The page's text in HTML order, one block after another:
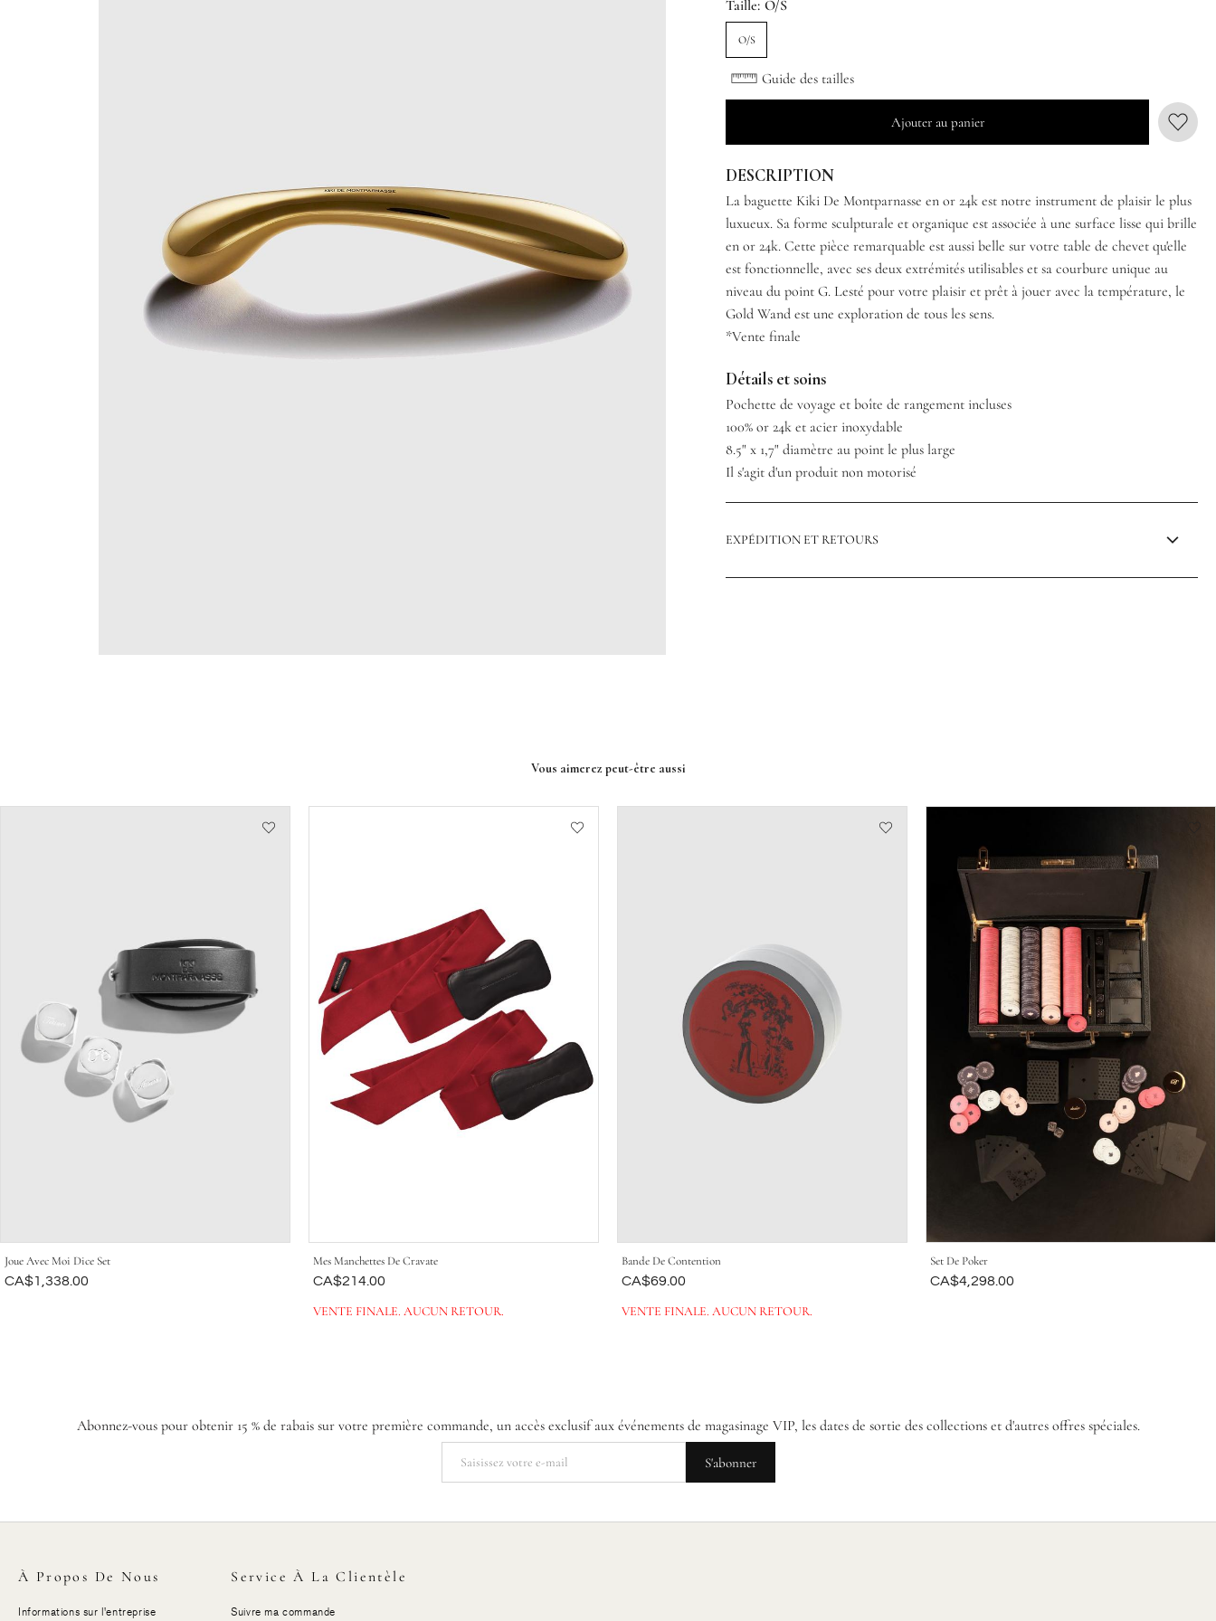
Taille: O/S
O/S
Guide des tailles
Ajouter au panier
DESCRIPTION
La baguette Kiki De Montparnasse en or 24k est notre instrument de plaisir le plus
luxueux. Sa forme sculpturale et organique est associée à une surface lisse qui brille
en or 24k. Cette pièce remarquable est aussi belle sur votre table de chevet qu'elle
est fonctionnelle, avec ses deux extrémités utilisables et sa courbure unique au
niveau du point G. Lesté pour votre plaisir et prêt à jouer avec la température, le
Gold Wand est une exploration de tous les sens.
*Vente finale
Détails et soins
Pochette de voyage et boîte de rangement incluses
100% or 24k et acier inoxydable
8.5" x 1,7" diamètre au point le plus large
Il s'agit d'un produit non motorisé
EXPÉDITION ET RETOURS
Vous aimerez peut-être aussi
Joue Avec Moi Dice Set
Était
CA$1,338.00
Mes Manchettes De Cravate
Était
CA$214.00
VENTE FINALE. AUCUN RETOUR.
Bande De Contention
Était
CA$69.00
VENTE FINALE. AUCUN RETOUR.
Set De Poker
Était
CA$4,298.00
Abonnez-vous pour obtenir 15 % de rabais sur votre première commande, un accès exclusif aux événements de magasinage VIP, les dates de sortie des collections et d'autres offres spéciales.
S'abonner
À Propos De Nous
Informations sur l'entreprise
Service À La Clientèle
Suivre ma commande